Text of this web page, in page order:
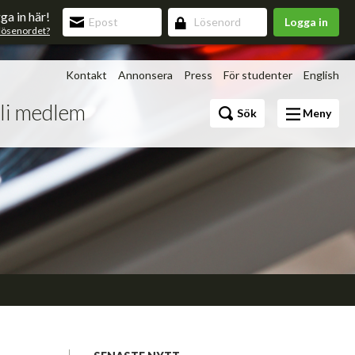
in här! Logga in
Kontakt Annonsera Press För studenter English
medlem Sök Meny
3.0
Förmåner